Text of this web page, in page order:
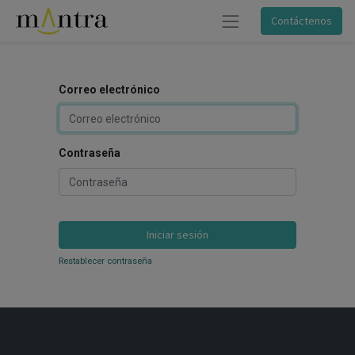
Contáctenos
Correo electrónico
Contraseña
Iniciar sesión
Restablecer contraseña